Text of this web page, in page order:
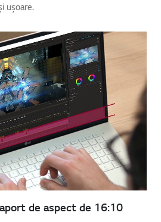
ușoare.
de aspect de 16:10